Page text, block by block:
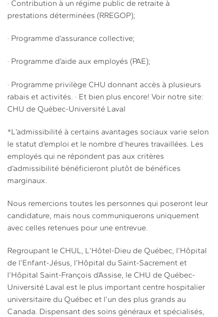
· Contribution à un régime public de retraite à
prestations déterminées (RREGOP);
· Programme d’assurance collective;
· Programme d’aide aux employés (PAE);
· Programme privilège CHU donnant accès à plusieurs
rabais et activités. · Et bien plus encore! Voir notre site:
CHU de Québec-Université Laval
*L’admissibilité à certains avantages sociaux varie selon
le statut d’emploi et le nombre d’heures travaillées. Les
employés qui ne répondent pas aux critères
d’admissibilité bénéficieront plutôt de bénéfices
marginaux.
Nous remercions toutes les personnes qui poseront leur
candidature, mais nous communiquerons uniquement
avec celles retenues pour une entrevue.
Regroupant le CHUL, L’Hôtel-Dieu de Québec, l’Hôpital
de l’Enfant-Jésus, l’Hôpital du Saint-Sacrement et
l’Hôpital Saint-François d’Assise, le CHU de Québec-
Université Laval est le plus important centre hospitalier
universitaire du Québec et l’un des plus grands au
Canada. Dispensant des soins généraux et spécialisés,